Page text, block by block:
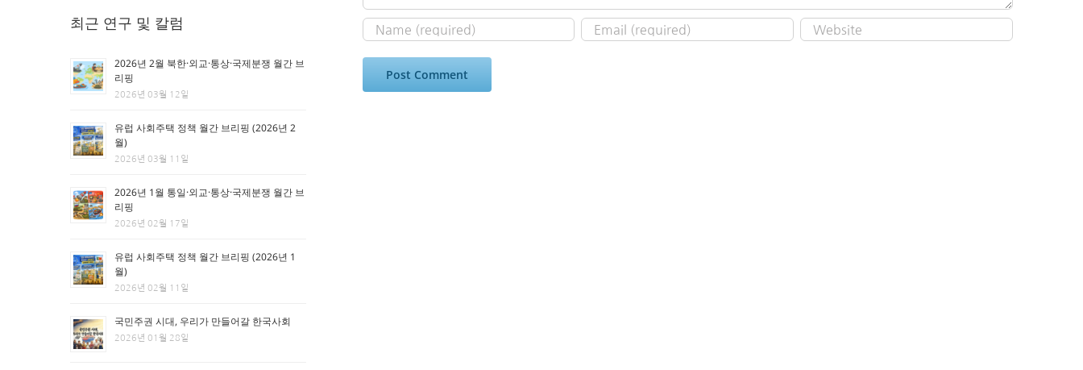
최근 연구 및 칼럼
2026년 2월 북한·외교·통상·국제분쟁 월간 브
리핑
2026년 03월 12일
유럽 사회주택 정책 월간 브리핑 (2026년 2
월)
2026년 03월 11일
2026년 1월 통일·외교·통상·국제분쟁 월간 브
리핑
2026년 02월 17일
유럽 사회주택 정책 월간 브리핑 (2026년 1
월)
2026년 02월 11일
국민주권 시대, 우리가 만들어갈 한국사회
2026년 01월 28일